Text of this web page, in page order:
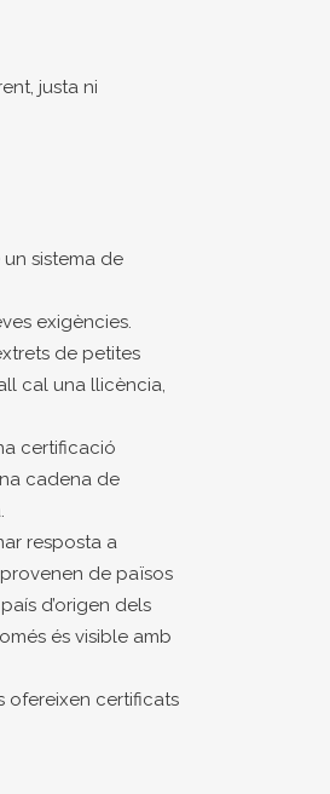
justa ni
sistema de
exigències.
de petites
cal una llicència,
certificació
cadena de
resposta a
de països
d’origen dels
és visible amb
ofereixen certificats